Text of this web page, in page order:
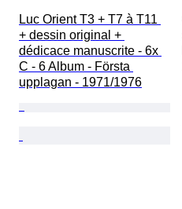
Luc Orient T3 + T7 à T11
+ dessin original +
dédicace manuscrite - 6x
C - 6 Album - Första
upplagan - 1971/1976